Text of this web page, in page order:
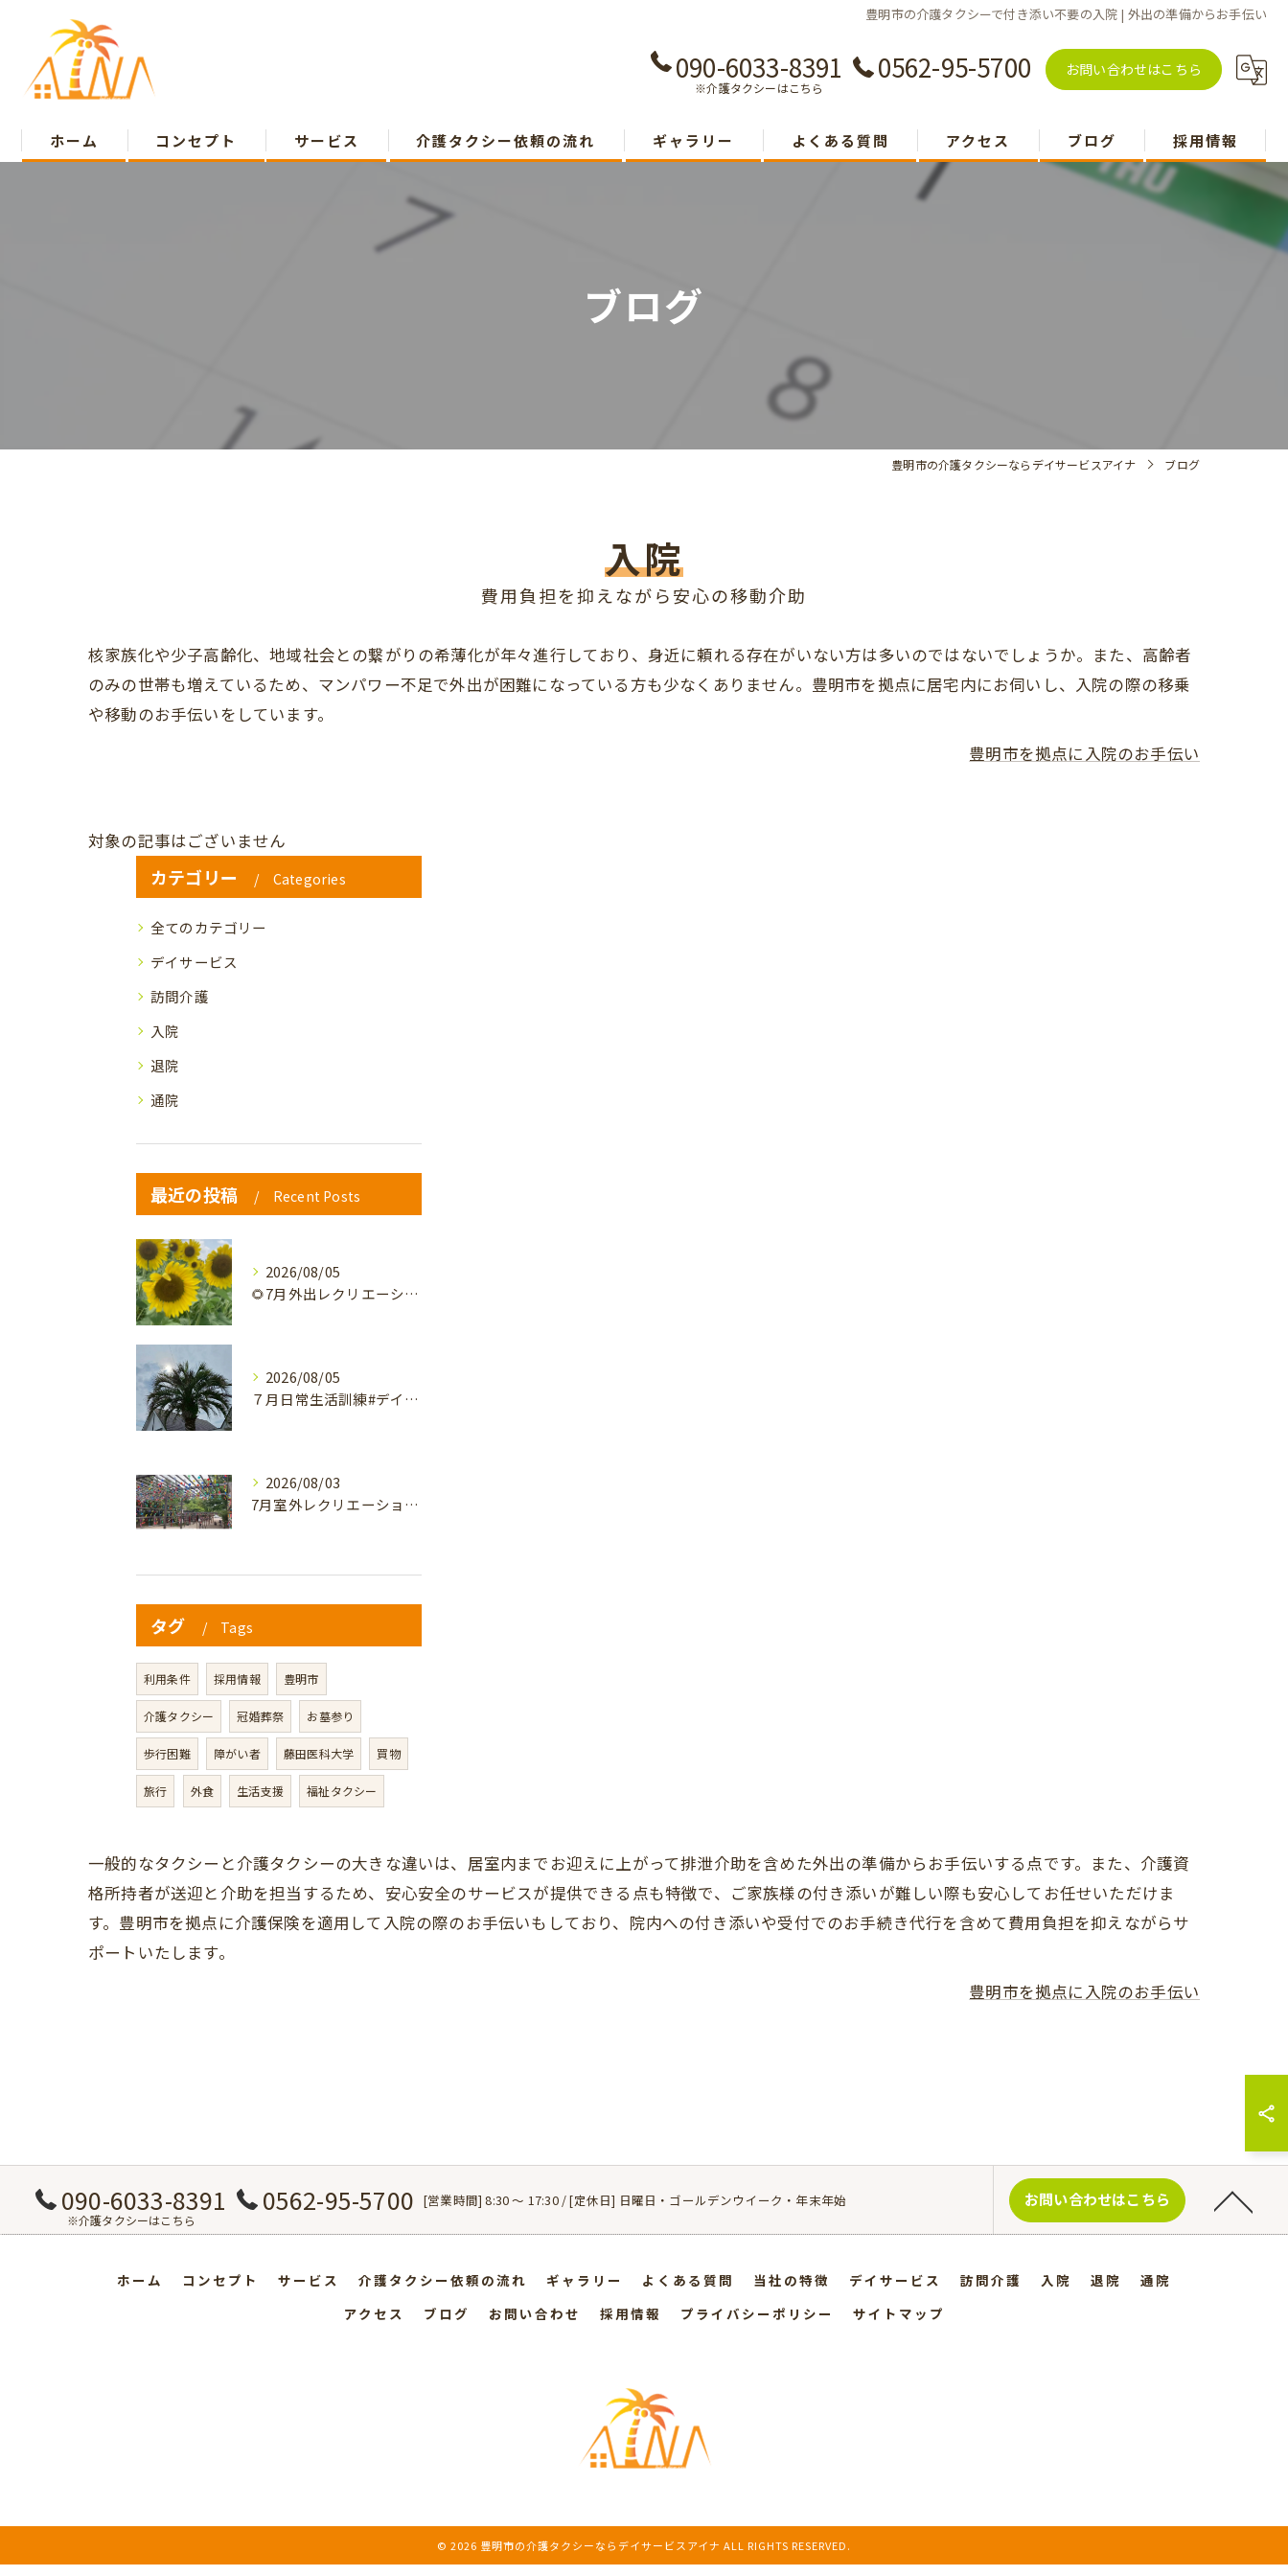
豊明市の介護タクシーで付き添い不要の入院 | 外出の準備からお手伝い
090-6033-8391
※介護タクシーはこちら
0562-95-5700 お問い合わせはこちら
ホーム コンセプト サービス 介護タクシー依頼の流れ ギャラリー よくある質問 アクセス ブログ 採用情報
ブログ
豊明市の介護タクシーならデイサービスアイナ ブログ
入院
費用負担を抑えながら安心の移動介助
核家族化や少子高齢化、地域社会との繋がりの希薄化が年々進行しており、身近に頼れる存在がいない方は多いのではないでしょうか。また、高齢者
のみの世帯も増えているため、マンパワー不足で外出が困難になっている方も少なくありません。豊明市を拠点に居宅内にお伺いし、入院の際の移乗
や移動のお手伝いをしています。
豊明市を拠点に入院のお手伝い
対象の記事はございません
カテゴリー Categories
全てのカテゴリー
デイサービス
訪問介護
入院
退院
通院
最近の投稿 Recent Posts
2026/08/05
🌻7月外出レクリエーション🌻
2026/08/05
７月日常生活訓練#デイサービス #介護 #通所介護事業所 #...
2026/08/03
7月室外レクリエーション🪷
タグ Tags
利用条件 採用情報 豊明市
介護タクシー 冠婚葬祭 お墓参り
歩行困難 障がい者 藤田医科大学 買物
旅行 外食 生活支援 福祉タクシー
一般的なタクシーと介護タクシーの大きな違いは、居室内までお迎えに上がって排泄介助を含めた外出の準備からお手伝いする点です。また、介護資
格所持者が送迎と介助を担当するため、安心安全のサービスが提供できる点も特徴で、ご家族様の付き添いが難しい際も安心してお任せいただけま
す。豊明市を拠点に介護保険を適用して入院の際のお手伝いもしており、院内への付き添いや受付でのお手続き代行を含めて費用負担を抑えながらサ
ポートいたします。
豊明市を拠点に入院のお手伝い
090-6033-8391
※介護タクシーはこちら
0562-95-5700 [営業時間] 8:30 〜 17:30 / [定休日] 日曜日・ゴールデンウイーク・年末年始 お問い合わせはこちら
ホーム コンセプト サービス 介護タクシー依頼の流れ ギャラリー よくある質問 当社の特徴 デイサービス 訪問介護 入院 退院
通院
アクセス
ブログ お問い合わせ 採用情報 プライバシーポリシー サイトマップ
© 2026 豊明市の介護タクシーならデイサービスアイナ ALL RIGHTS RESERVED.